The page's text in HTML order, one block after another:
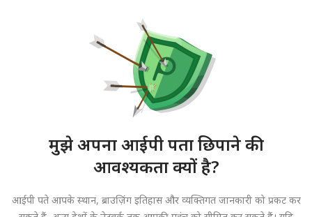
मुझे अपना आईपी पता छिपाने की
आवश्यकता क्यों है?
आईपी पते आपके स्थान, ब्राउज़िंग इतिहास और व्यक्तिगत जानकारी को प्रकट कर